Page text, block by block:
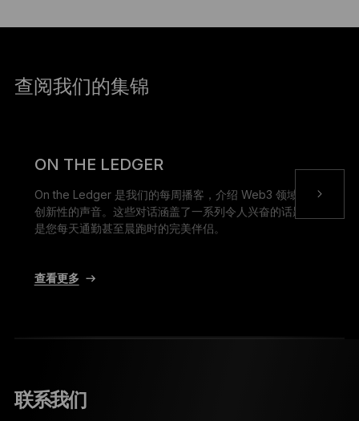
查阅我们的集锦
ON THE LEDGER
On the Ledger 是我们的每周播客，介绍 Web3 领域最具
创新性的声音。这些对话涵盖了一系列令人兴奋的话题，
是您每天通勤甚至晨跑时的完美伴侣。
查看更多
联系我们